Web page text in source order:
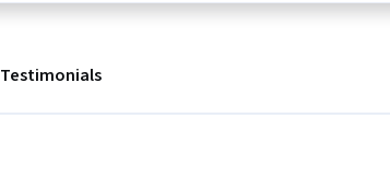
Testimonials